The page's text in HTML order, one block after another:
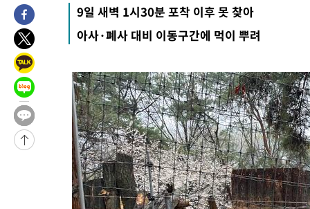
-6999초 전 >
[속보]美중부 사령관, 이스라엘 긴급방문 다중화된 전선 상황 논
-5063초 전 >
美 국방부, 켄달 전 공군장관 보안허가 취소…“에어포스원 기밀
언론 누출”
-5032초 전 >
‘축구의 신’ 아르헨티나 축구 선수 메시의 부친 지병 별세
-5007초 전 >
9일 새벽 1시30분 포착 이후 못 찾아
아사·폐사 대비 이동구간에 먹이 뿌려